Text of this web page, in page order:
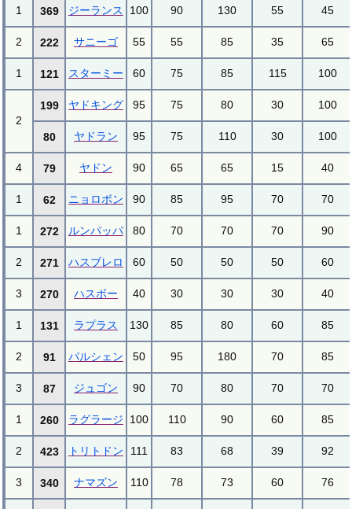
1 369 ジーランス 100 90 130 55 45
2 222 サニーゴ 55 55 85 35 65
1 121 スターミー 60 75 85 115 100
2
199 ヤドキング 95 75 80 30 100
80 ヤドラン 95 75 110 30 100
4 79 ヤドン 90 65 65 15 40
1 62 ニョロボン 90 85 95 70 70
1 272 ルンパッパ 80 70 70 70 90
2 271 ハスブレロ 60 50 50 50 60
3 270 ハスボー 40 30 30 30 40
1 131 ラプラス 130 85 80 60 85
2 91 パルシェン 50 95 180 70 85
3 87 ジュゴン 90 70 80 70 70
1 260 ラグラージ 100 110 90 60 85
2 423 トリトドン 111 83 68 39 92
3 340 ナマズン 110 78 73 60 76